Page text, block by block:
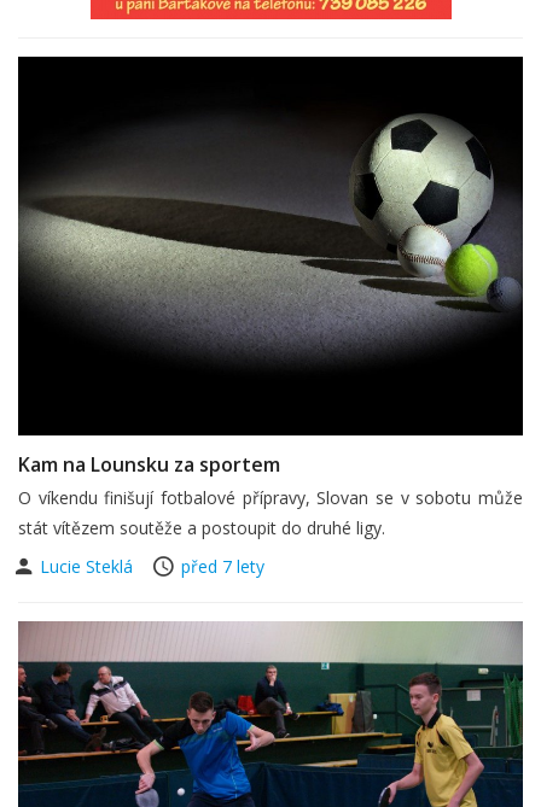
Kam na Lounsku za sportem
O víkendu finišují fotbalové přípravy, Slovan se v sobotu může
stát vítězem soutěže a postoupit do druhé ligy.
Lucie Steklá
před 7 lety